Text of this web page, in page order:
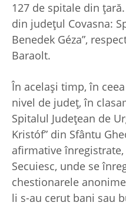
127 de spitale din
din județul Covasna:
Benedek Géza”,
Baraolt.
În același timp, în
nivel de județ, în
Spitalul Județean de
Kristóf” din Sfântu
afirmative
Secuiesc, unde se
chestionarele
li s-au cerut bani sau